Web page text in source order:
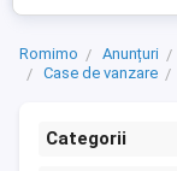
Romimo Anunțuri
Case de vanzare
Categorii